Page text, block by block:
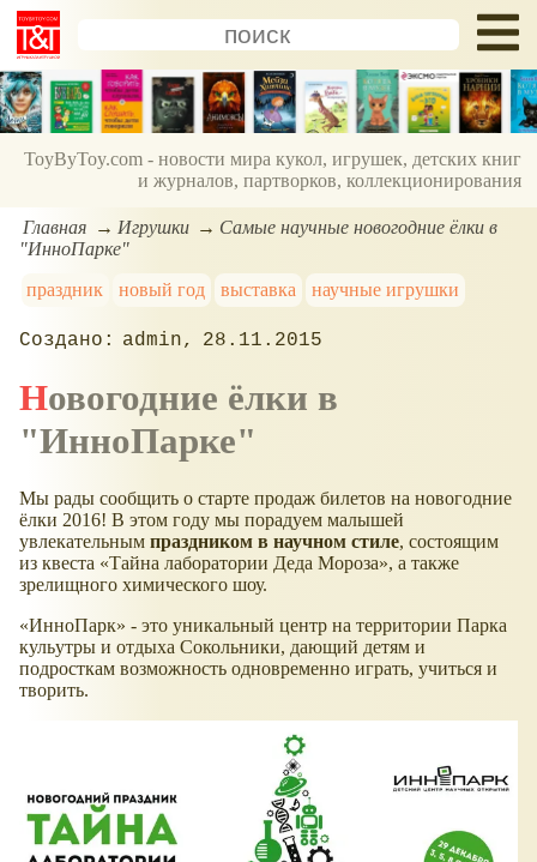
ToyByToy.com - новости мира кукол, игрушек, детских книг
и журналов, партворков, коллекционирования
Главная Игрушки
Самые научные новогодние ёлки в
"ИнноПарке"
праздник
новый год выставка научные игрушки
admin 28.11.2015
Новогодние ёлки в
"ИнноПарке"
Мы рады сообщить о старте продаж билетов на новогодние
ёлки 2016! В этом году мы порадуем малышей
увлекательным праздником в научном стиле, состоящим
из квеста «Тайна лаборатории Деда Мороза», а также
зрелищного химического шоу.
«ИнноПарк» - это уникальный центр на территории Парка
кульутры и отдыха Сокольники, дающий детям и
подросткам возможность одновременно играть, учиться и
творить.